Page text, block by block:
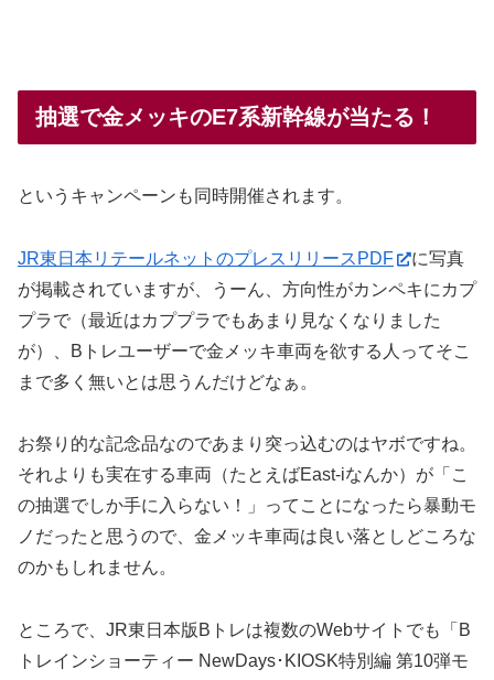
抽選で金メッキのE7系新幹線が当たる！
というキャンペーンも同時開催されます。
JR東日本リテールネットのプレスリリースPDF
に写真
が掲載されていますが、うーん、方向性がカンペキにカプ
プラで（最近はカププラでもあまり見なくなりました
が）、Bトレユーザーで金メッキ車両を欲する人ってそこ
まで多く無いとは思うんだけどなぁ。
お祭り的な記念品なのであまり突っ込むのはヤボですね。
それよりも実在する車両（たとえばEast-iなんか）が「こ
の抽選でしか手に入らない！」ってことになったら暴動モ
ノだったと思うので、金メッキ車両は良い落としどころな
のかもしれません。
ところで、JR東日本版Bトレは複数のWebサイトでも「B
トレインショーティー NewDays･KIOSK特別編 第10弾モ